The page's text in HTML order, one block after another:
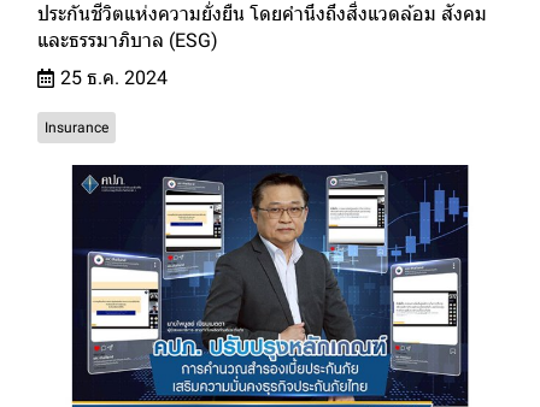
ประกันชีวิตแห่งความยั่งยืน โดยคำนึงถึงสิ่งแวดล้อม สังคม
และธรรมาภิบาล (ESG)
25 ธ.ค. 2024
Insurance